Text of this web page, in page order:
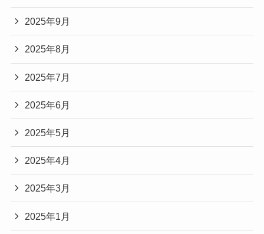
2025年9月
2025年8月
2025年7月
2025年6月
2025年5月
2025年4月
2025年3月
2025年1月